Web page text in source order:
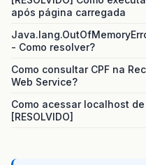
após página carregada
- Como resolver?
Como consultar CPF na
Web Service?
Como acessar localhost
[RESOLVIDO]